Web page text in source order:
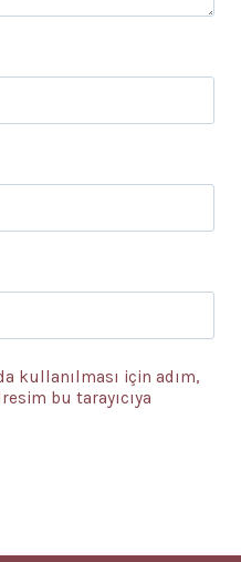
kullanılması için adım,
bu tarayıcıya